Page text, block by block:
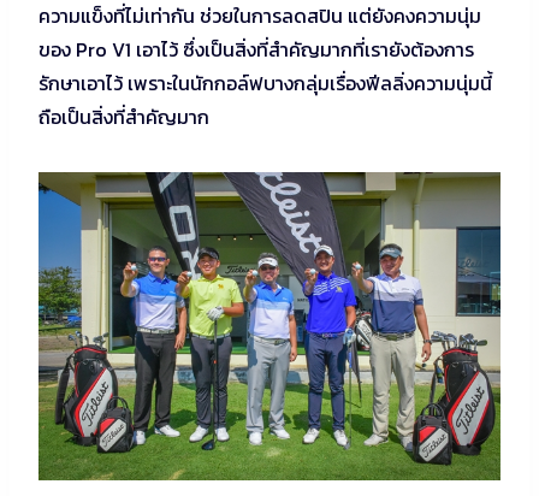
ความแข็งที่ไม่เท่ากัน ช่วยในการลดสปิน แต่ยังคงความนุ่ม
ของ Pro V1 เอาไว้ ซึ่งเป็นสิ่งที่สำคัญมากที่เรายังต้องการ
รักษาเอาไว้ เพราะในนักกอล์ฟบางกลุ่มเรื่องฟีลลิ่งความนุ่มนี้
ถือเป็นสิ่งที่สำคัญมาก